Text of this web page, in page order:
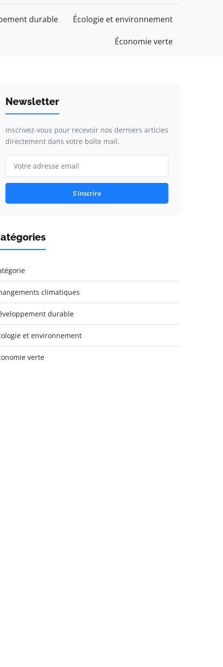
durable Écologie et environnement
Économie verte
Newsletter
Inscrivez-vous pour recevoir nos derniers articles
directement dans votre boîte mail.
S'inscrire
climatiques
durable
et environnement
verte